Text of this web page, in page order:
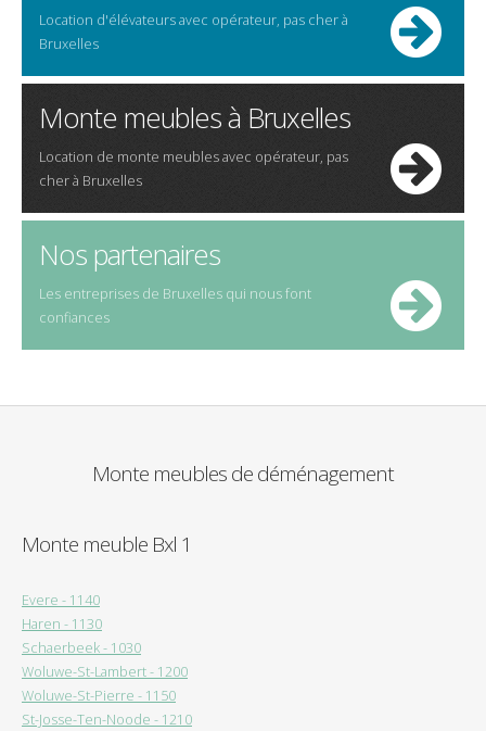
Location d'élévateursavec opérateur, pas cherà
Bruxelles
Monte meubles à Bruxelles
Location de monte meublesavec opérateur, pas
cherà Bruxelles
Nos partenaires
Les entreprises de Bruxelles qui nous font
confiances
Monte meubles de déménagement
Monte meuble Bxl 1
Evere - 1140
Haren - 1130
Schaerbeek - 1030
Woluwe-St-Lambert - 1200
Woluwe-St-Pierre - 1150
St-Josse-Ten-Noode - 1210